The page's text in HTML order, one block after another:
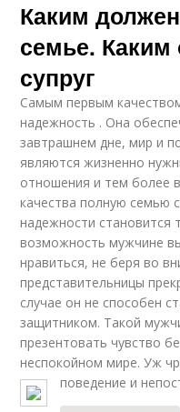
Каким
семье. Каким
супруг
Самым первым
надежность . Она
завтрашнем дне, мир и
являются жизненно
отношения и тем более
качества полную семью
надежности становится
возможность мужчине
нравиться, не беря во
представительницы
случае он не способен
защитником. Такой
презентовать чувство
неспокойном мире. Уж
поведение и